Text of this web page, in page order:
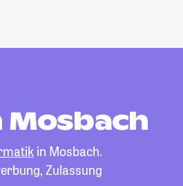
in Mosbach.
Zulassung